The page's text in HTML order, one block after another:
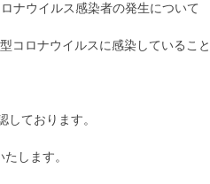
ナウイルス感染者の発生について
ロナウイルスに感染していること
ております。
します。